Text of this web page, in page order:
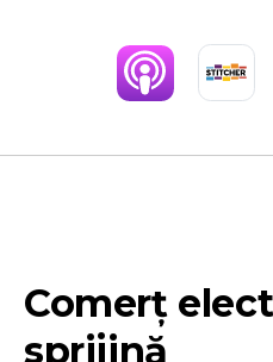
Comerț
sprijină